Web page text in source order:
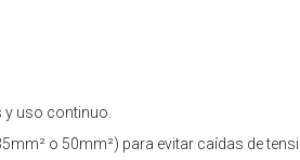
uso continuo.
o 50mm²) para evitar caídas de